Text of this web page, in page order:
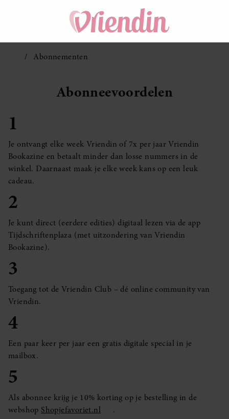
Abonnementen
Abonneevoordelen
1
Je ontvangt elke week Vriendin of 7x per jaar Vriendin
Bookazine en betaalt minder dan losse nummers in de
winkel. Daarnaast maak je elke week kans op een leuk
cadeau.
2
Je kunt direct (eerdere edities) digitaal lezen via de app
Tijdschriftenplaza (met uitzondering van Vriendin
Bookazine).
3
Toegang tot de Vriendin Club – dé online community van
Vriendin.
4
Een paar keer per jaar een gratis digitale special in je
mailbox.
5
Als abonnee krijg je 10% korting op je bestelling in de
webshop Shopjefavoriet.nl .